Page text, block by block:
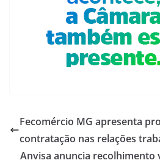
Fecomércio MG apresenta
contratação nas relações
Anvisa anuncia recolhimento